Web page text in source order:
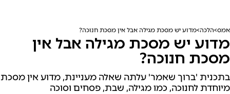
אמס הלכה מדוע יש מסכת מגילה אבל אין מסכת חנוכה?
מדוע יש מסכת מגילה אבל אין
מסכת חנוכה?
בתכנית 'ברוך שאמר' עלתה שאלה מעניינת, מדוע אין מסכת
מיוחדת לחנוכה, כמו מגילה, שבת, פסחים וסוכה